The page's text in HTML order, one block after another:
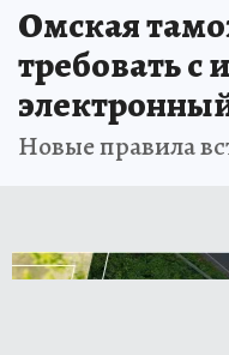
Омская
требовать с
Новые правила